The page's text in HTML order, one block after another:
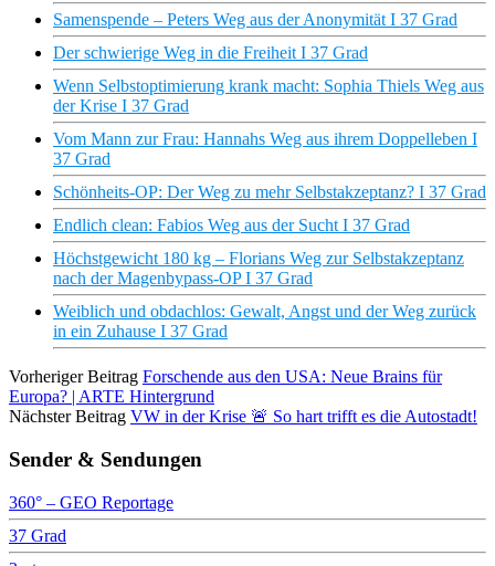
Samenspende – Peters Weg aus der Anonymität I 37 Grad
Der schwierige Weg in die Freiheit I 37 Grad
Wenn Selbstoptimierung krank macht: Sophia Thiels Weg aus
der Krise I 37 Grad
Vom Mann zur Frau: Hannahs Weg aus ihrem Doppelleben I
37 Grad
Schönheits-OP: Der Weg zu mehr Selbstakzeptanz? I 37 Grad
Endlich clean: Fabios Weg aus der Sucht I 37 Grad
Höchstgewicht 180 kg – Florians Weg zur Selbstakzeptanz
nach der Magenbypass-OP I 37 Grad
Weiblich und obdachlos: Gewalt, Angst und der Weg zurück
in ein Zuhause I 37 Grad
Vorheriger Beitrag Forschende aus den USA: Neue Brains für
Europa? | ARTE Hintergrund
Nächster Beitrag VW in der Krise 🚨 So hart trifft es die Autostadt!
Sender & Sendungen
360° – GEO Reportage
37 Grad